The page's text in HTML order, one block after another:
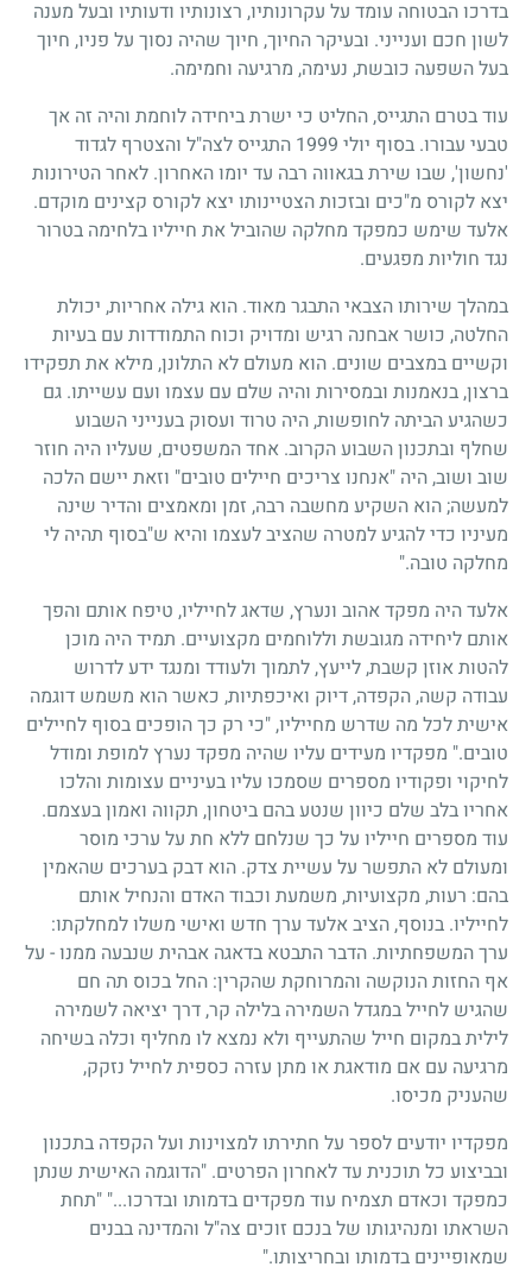
בדרכו הבטוחה עומד על עקרונותיו, רצונותיו ודעותיו ובעל מענה
לשון חכם וענייני. ובעיקר החיוך, חיוך שהיה נסוך על פניו, חיוך
בעל השפעה כובשת, נעימה, מרגיעה וחמימה.
עוד בטרם התגייס, החליט כי ישרת ביחידה לוחמת והיה זה אך
טבעי עבורו. בסוף יולי 1999 התגייס לצה"ל והצטרף לגדוד
'נחשון', שבו שירת בגאווה רבה עד יומו האחרון. לאחר הטירונות
יצא לקורס מ"כים ובזכות הצטיינותו יצא לקורס קצינים מוקדם.
אלעד שימש כמפקד מחלקה שהוביל את חייליו בלחימה בטרור
נגד חוליות מפגעים.
במהלך שירותו הצבאי התבגר מאוד. הוא גילה אחריות, יכולת
החלטה, כושר אבחנה רגיש ומדויק וכוח התמודדות עם בעיות
וקשיים במצבים שונים. הוא מעולם לא התלונן, מילא את תפקידו
ברצון, בנאמנות ובמסירות והיה שלם עם עצמו ועם עשייתו. גם
כשהגיע הביתה לחופשות, היה טרוד ועסוק בענייני השבוע
שחלף ובתכנון השבוע הקרוב. אחד המשפטים, שעליו היה חוזר
שוב ושוב, היה "אנחנו צריכים חיילים טובים" וזאת יישם הלכה
למעשה; הוא השקיע מחשבה רבה, זמן ומאמצים והדיר שינה
מעיניו כדי להגיע למטרה שהציב לעצמו והיא ש"בסוף תהיה לי
מחלקה טובה."
אלעד היה מפקד אהוב ונערץ, שדאג לחייליו, טיפח אותם והפך
אותם ליחידה מגובשת וללוחמים מקצועיים. תמיד היה מוכן
להטות אוזן קשבת, לייעץ, לתמוך ולעודד ומנגד ידע לדרוש
עבודה קשה, הקפדה, דיוק ואיכפתיות, כאשר הוא משמש דוגמה
אישית לכל מה שדרש מחייליו, "כי רק כך הופכים בסוף לחיילים
טובים." מפקדיו מעידים עליו שהיה מפקד נערץ למופת ומודל
לחיקוי ופקודיו מספרים שסמכו עליו בעיניים עצומות והלכו
אחריו בלב שלם כיוון שנטע בהם ביטחון, תקווה ואמון בעצמם.
עוד מספרים חייליו על כך שנלחם ללא חת על ערכי מוסר
ומעולם לא התפשר על עשיית צדק. הוא דבק בערכים שהאמין
בהם: רעות, מקצועיות, משמעת וכבוד האדם והנחיל אותם
לחייליו. בנוסף, הציב אלעד ערך חדש ואישי משלו למחלקתו:
ערך המשפחתיות. הדבר התבטא בדאגה אבהית שנבעה ממנו - על
אף החזות הנוקשה והמרוחקת שהקרין: החל בכוס תה חם
שהגיש לחייל במגדל השמירה בלילה קר, דרך יציאה לשמירה
לילית במקום חייל שהתעייף ולא נמצא לו מחליף וכלה בשיחה
מרגיעה עם אם מודאגת או מתן עזרה כספית לחייל נזקק,
שהעניק מכיסו.
מפקדיו יודעים לספר על חתירתו למצוינות ועל הקפדה בתכנון
ובביצוע כל תוכנית עד לאחרון הפרטים. "הדוגמה האישית שנתן
כמפקד וכאדם תצמיח עוד מפקדים בדמותו ובדרכו..." "תחת
השראתו ומנהיגותו של בנכם זוכים צה"ל והמדינה בבנים
שמאופיינים בדמותו ובחריצותו."